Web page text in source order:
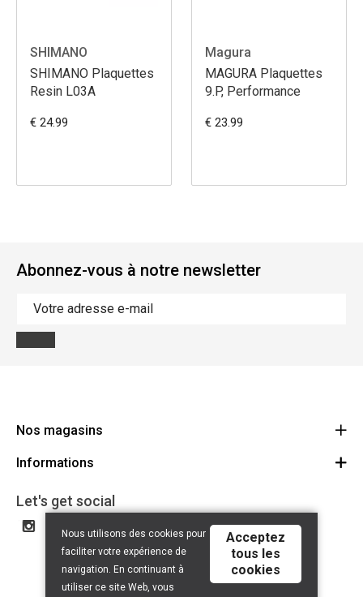
SHIMANO
SHIMANO Plaquettes
Resin L03A
€ 24.99
Magura
MAGURA Plaquettes
9.P, Performance
€ 23.99
Abonnez-vous à notre newsletter
Nos magasins
Cycles Arnold Kontz Gare / Bonnevoie
+352 40 96 74 214 / +352 40 96 74 215
LU 24502609
Informations
Conditions générales
Avertissement
Politique de confidentialité
Let's get social
Nous utilisons des cookies pour
faciliter votre expérience de
navigation. En continuant à
utiliser ce site Web, vous
Acceptez
tous les
cookies